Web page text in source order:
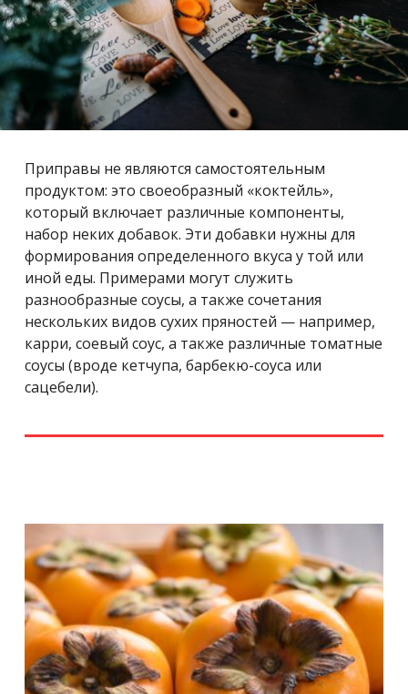
Приправы не являются самостоятельным
продуктом: это своеобразный «коктейль»,
который включает различные компоненты,
набор неких добавок. Эти добавки нужны для
формирования определенного вкуса у той или
иной еды. Примерами могут служить
разнообразные соусы, а также сочетания
нескольких видов сухих пряностей — например,
карри, соевый соус, а также различные томатные
соусы (вроде кетчупа, барбекю-соуса или
сацебели).